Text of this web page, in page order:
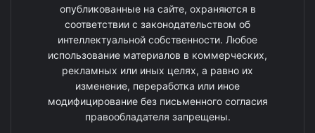
опубликованные на сайте, охраняются в
соответствии с законодательством об
интеллектуальной собственности. Любое
использование материалов в коммерческих,
рекламных или иных целях, а равно их
изменение, переработка или иное
модифицирование без письменного согласия
правообладателя запрещены.